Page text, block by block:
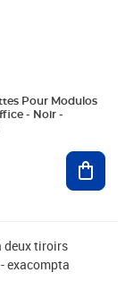
Pour Modulos
- Noir -